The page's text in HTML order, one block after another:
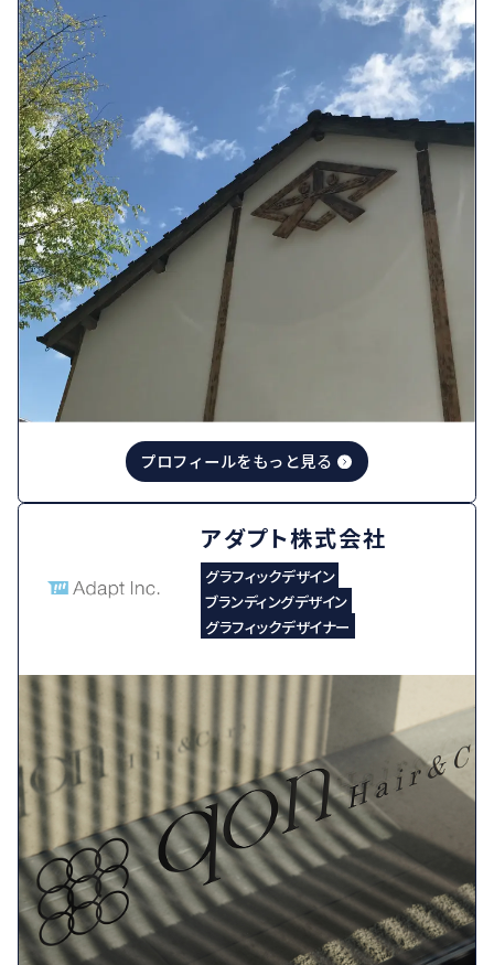
プロフィールをもっと見る
アダプト株式会社
グラフィックデザイン
ブランディングデザイン
グラフィックデザイナー